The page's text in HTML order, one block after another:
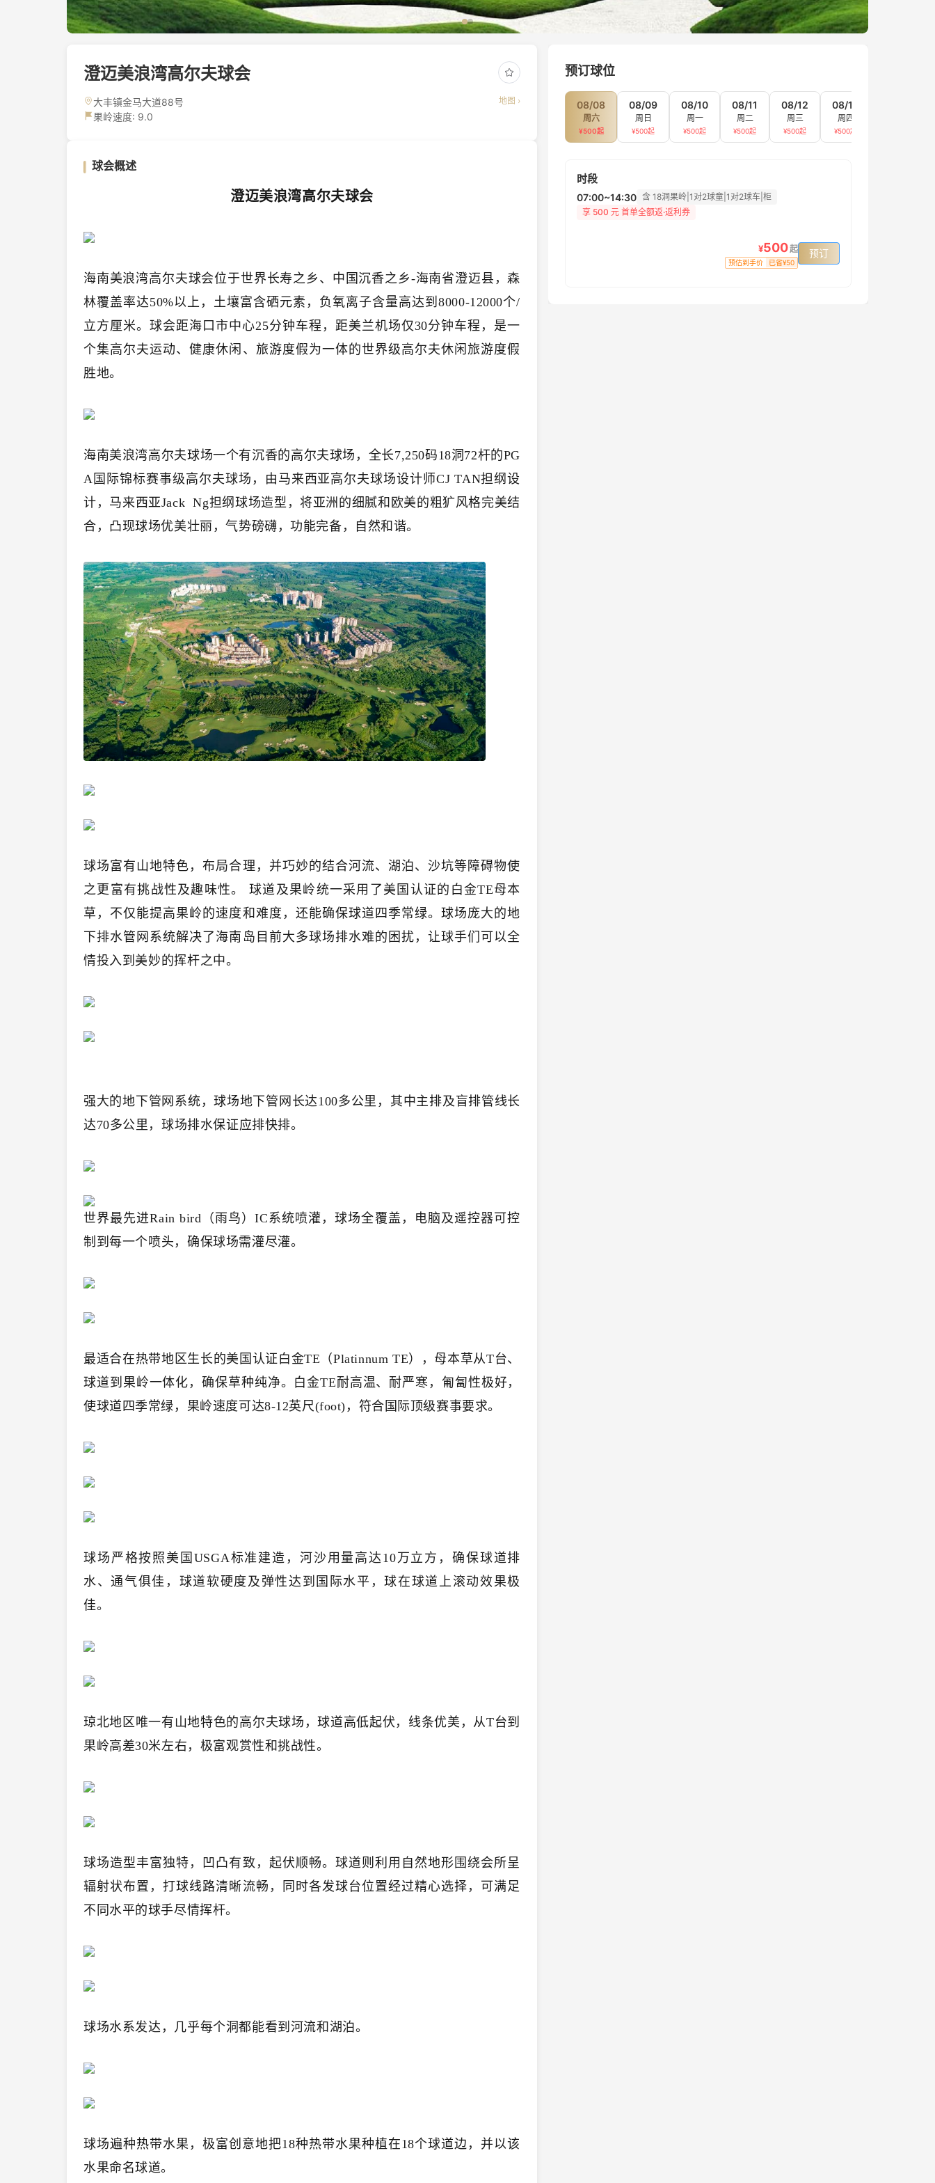
澄迈美浪湾高尔夫球会
大丰镇金马大道88号 地图 ›
果岭速度: 9.0
球会概述
澄迈美浪湾高尔夫球会
海南美浪湾高尔夫球会位于世界长寿之乡、中国沉香之乡-海南省澄迈县，森
林覆盖率达50%以上，土壤富含硒元素，负氧离子含量高达到8000-12000个/
立方厘米。球会距海口市中心25分钟车程，距美兰机场仅30分钟车程，是一
个集高尔夫运动、健康休闲、旅游度假为一体的世界级高尔夫休闲旅游度假
胜地。
海南美浪湾高尔夫球场一个有沉香的高尔夫球场，全长7,250码18洞72杆的PG
A国际锦标赛事级高尔夫球场，由马来西亚高尔夫球场设计师CJ TAN担纲设
计，马来西亚Jack Ng担纲球场造型，将亚洲的细腻和欧美的粗犷风格完美结
合，凸现球场优美壮丽，气势磅礴，功能完备，自然和谐。
球场富有山地特色，布局合理，并巧妙的结合河流、湖泊、沙坑等障碍物使
之更富有挑战性及趣味性。
球道及果岭统一采用了美国认证的白金TE母本
草，不仅能提高果岭的速度和难度，还能确保球道四季常绿。球场庞大的地
下排水管网系统解决了海南岛目前大多球场排水难的困扰，让球手们可以全
情投入到美妙的挥杆之中。
强大的地下管网系统，球场地下管网长达100多公里，其中主排及盲排管线长
达70多公里，球场排水保证应排快排。
世界最先进Rain bird（雨鸟）IC系统喷灌，球场全覆盖，电脑及遥控器可控
制到每一个喷头，确保球场需灌尽灌。
最适合在热带地区生长的美国认证白金TE（Platinnum TE），母本草从T台、
球道到果岭一体化，确保草种纯净。白金TE耐高温、耐严寒，匍匐性极好，
使球道四季常绿，果岭速度可达8-12英尺(foot)，符合国际顶级赛事要求。
球场严格按照美国USGA标准建造，河沙用量高达10万立方，确保球道排
水、通气俱佳，球道软硬度及弹性达到国际水平，球在球道上滚动效果极
佳。
琼北地区唯一有山地特色的高尔夫球场，球道高低起伏，线条优美，从T台到
果岭高差30米左右，极富观赏性和挑战性。
球场造型丰富独特，凹凸有致，起伏顺畅。球道则利用自然地形围绕会所呈
辐射状布置，打球线路清晰流畅，同时各发球台位置经过精心选择，可满足
不同水平的球手尽情挥杆。
球场水系发达，几乎每个洞都能看到河流和湖泊。
球场遍种热带水果，极富创意地把18种热带水果种植在18个球道边，并以该
水果命名球道。
预订球位
08/08
周六
¥500起
08/09
周日
¥500起
08/10
周一
¥500起
08/11
周二
¥500起
08/12
周三
¥500起
08/13
周四
¥500起
时段
07:00~14:30 含 18洞果岭|1对2球童|1对2球车|柜
享 500 元 首单全额返·返利券
¥500起
预估到手价 已省¥50
预订